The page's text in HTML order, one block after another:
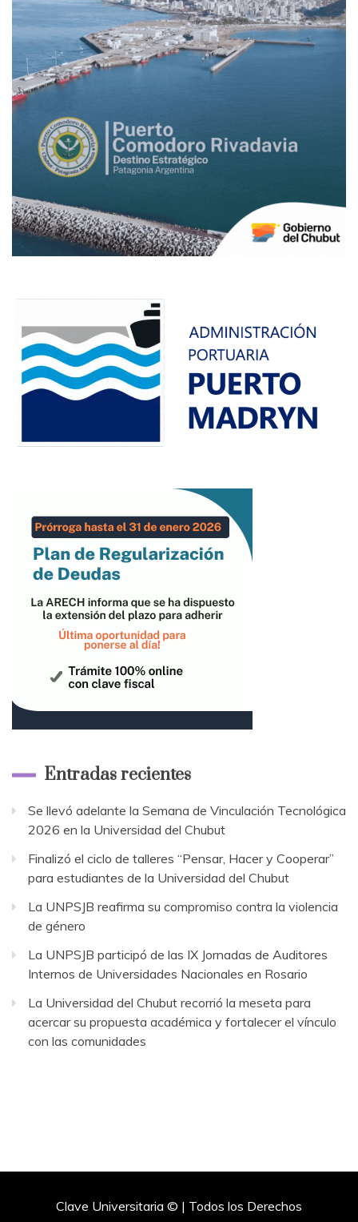
Entradas recientes
Se llevó adelante la Semana de Vinculación Tecnológica
2026 en la Universidad del Chubut
Finalizó el ciclo de talleres “Pensar, Hacer y Cooperar”
para estudiantes de la Universidad del Chubut
La UNPSJB reafirma su compromiso contra la violencia
de género
La UNPSJB participó de las IX Jornadas de Auditores
Internos de Universidades Nacionales en Rosario
La Universidad del Chubut recorrió la meseta para
acercar su propuesta académica y fortalecer el vínculo
con las comunidades
Clave Universitaria © | Todos los Derechos